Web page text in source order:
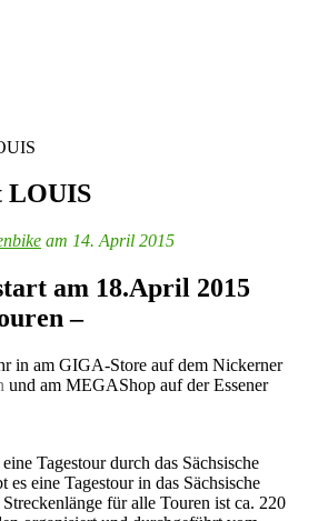
LOUIS
am 14. April 2015
am 18.April 2015
–
in am GIGA-Store auf dem Nickerner
und am MEGAShop auf der Essener
Tagestour durch das Sächsische
eine Tagestour in das Sächsische
für alle Touren ist ca. 220